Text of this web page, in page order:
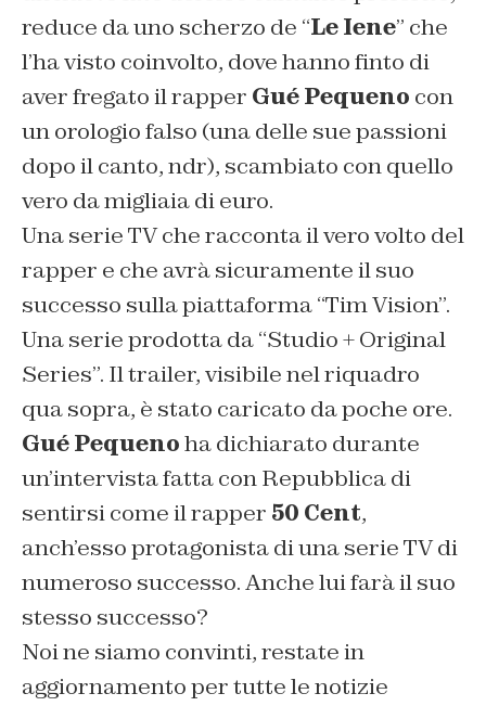
reduce da uno scherzo de “Le Iene” che
l’ha visto coinvolto, dove hanno finto di
aver fregato il rapper Gué Pequeno con
un orologio falso (una delle sue passioni
dopo il canto, ndr), scambiato con quello
vero da migliaia di euro.
Una serie TV che racconta il vero volto del
rapper e che avrà sicuramente il suo
successo sulla piattaforma “Tim Vision”.
Una serie prodotta da “Studio + Original
Series”. Il trailer, visibile nel riquadro
qua sopra, è stato caricato da poche ore.
Gué Pequenoha dichiarato durante
un’intervista fatta con Repubblica di
sentirsi come il rapper 50 Cent,
anch’esso protagonista di una serie TV di
numeroso successo. Anche lui farà il suo
stesso successo?
Noi ne siamo convinti, restate in
aggiornamento per tutte le notizie